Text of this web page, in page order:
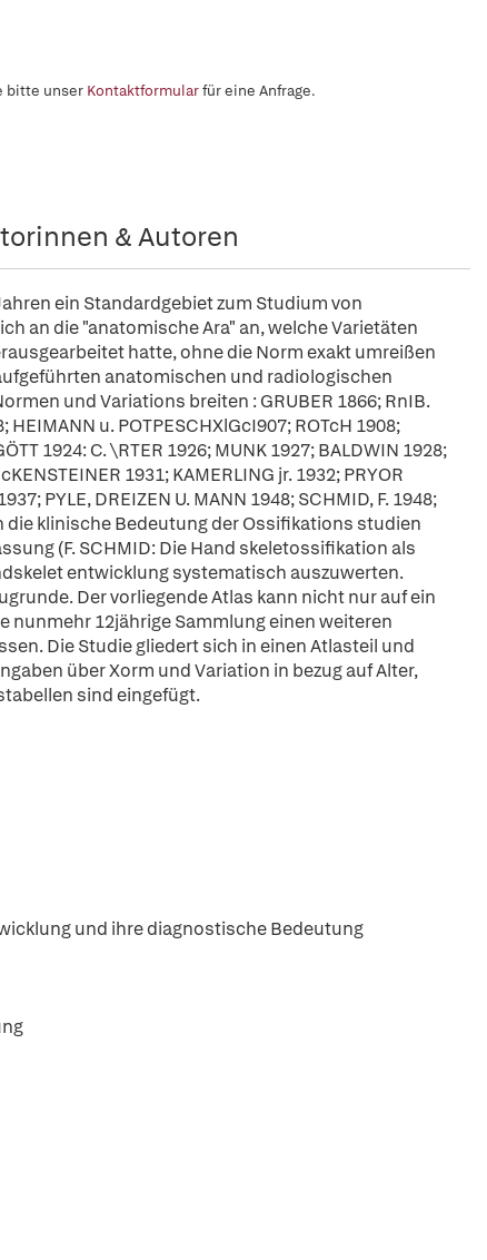
bitte unser Kontaktformularfür eine Anfrage.
& Autoren
ein Standardgebiet zum Studium von
an die "anatomische Ara" an, welche Varietäten
hatte, ohne die Norm exakt umreißen
anatomischen und radiologischen
und Variations breiten : GRUBER 1866; RnIB.
HEIMANN u. POTPESCHXlGcI907; ROTcH 1908;
1924: C. \RTER 1926; MUNK 1927; BALDWIN 1928;
1931; KAMERLING jr. 1932; PRYOR
PYLE, DREIZEN U. MANN 1948; SCHMID, F. 1948;
die klinische Bedeutung der Ossifikations studien
(F. SCHMID: Die Hand skeletossifikation als
entwicklung systematisch auszuwerten.
Der vorliegende Atlas kann nicht nur auf ein
nunmehr 12jährige Sammlung einen weiteren
Die Studie gliedert sich in einen Atlasteil und
über Xorm und Variation in bezug auf Alter,
sind eingefügt.
und ihre diagnostische Bedeutung